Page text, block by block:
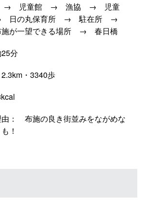
→ 児童館 → 漁協 → 児童
の丸保育所 → 駐在所 →
が一望できる場所 → 春日橋
分
・3340歩
由： 布施の良き街並みをながめな
！